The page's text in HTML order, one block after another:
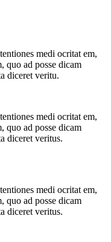
medi ocritat em,
quo ad posse dicam
diceret veritu.
medi ocritat em,
quo ad posse dicam
diceret veritus.
medi ocritat em,
quo ad posse dicam
diceret veritus.